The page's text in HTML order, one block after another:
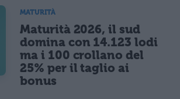
MATURITÀ
Maturità 2026, il sud
domina con 14.123 lodi
ma i 100 crollano del
25% per il taglio ai
bonus